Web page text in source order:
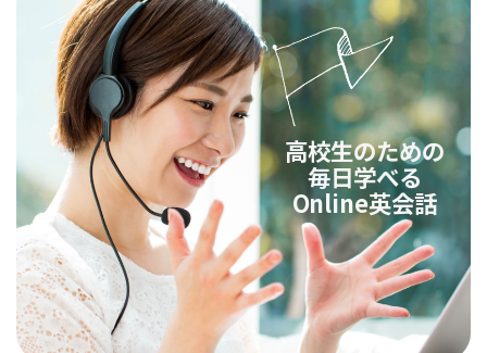
高校生のための
毎日学べる
Online英会話